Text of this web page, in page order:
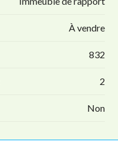
À vendre
832
2
Non